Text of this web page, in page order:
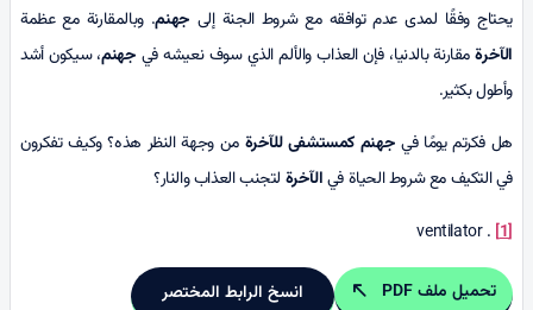
يحتاج وفقًا لمدى عدم توافقه مع شروط الجنة إلى جهنم. وبالمقارنة مع عظمة
الآخرةمقارنة بالدنيا، فإن العذاب والألم الذي سوف نعيشه في جهنم، سيكون أشد
وأطول بكثير.
هل فكرتم يومًا في جهنم كمستشفى للآخرة من وجهة النظر هذه؟ وكيف تفكرون
في التكيف مع شروط الحياة فيالآخرة لتجنب العذاب والنار؟
[1]
. ventilator
تحميل ملف PDF انسخ الرابط المختصر